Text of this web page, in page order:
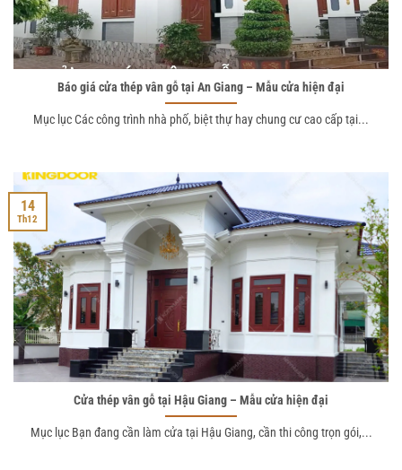
Báo giá cửa thép vân gỗ tại An Giang – Mẫu cửa hiện đại
Mục lục Các công trình nhà phố, biệt thự hay chung cư cao cấp tại...
Cửa thép vân gỗ tại Hậu Giang – Mẫu cửa hiện đại
Mục lục Bạn đang cần làm cửa tại Hậu Giang, cần thi công trọn gói,...
14
Th12